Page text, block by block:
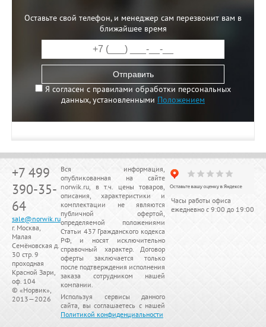
Оставьте свой телефон, и менеджер сам перезвонит вам в
ближайшее время
Отправить
Я согласен с правилами обработки персональных
данных, установленными Положением
+7 499
390-35-
64
sale@norwik.ru
г. Москва,
Малая
Семёновская д.
30 стр. 9
проходная
Красной Зари,
оф. 104
© «Норвик»,
2013—2026
Вся информация,
опубликованная на сайте
norwik.ru, в т.ч. цены товаров,
описания, характеристики и
комплектации не являются
публичной офертой,
определяемой положениями
Статьи 437 Гражданского кодекса
РФ, и носят исключительно
справочный характер. Договор
оферты заключается только
после подтверждения исполнения
заказа сотрудником нашей
компании.
Используя сервисы данного
сайта, вы соглашаетесь с нашей
Политикой конфиденциальности
Часы работы офиса
ежедневно с 9:00 до 19:00